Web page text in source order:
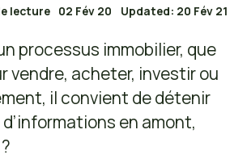
lecture 02 Fév 20 Updated: 20 Fév 21
processus immobilier, que
vendre, acheter, investir ou
il convient de détenir
en amont,